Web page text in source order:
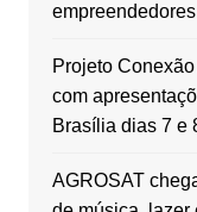
Projeto
com
Brasília dias 7 e
AGROSAT